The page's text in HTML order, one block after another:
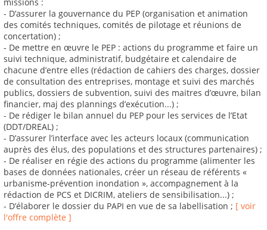
- D’assurer la gouvernance du PEP (organisation et animation
des comités techniques, comités de pilotage et réunions de
concertation) ;
- De mettre en œuvre le PEP : actions du programme et faire un
suivi technique, administratif, budgétaire et calendaire de
chacune d’entre elles (rédaction de cahiers des charges, dossier
de consultation des entreprises, montage et suivi des marchés
publics, dossiers de subvention, suivi des maitres d’œuvre, bilan
financier, maj des plannings d’exécution...) ;
- De rédiger le bilan annuel du PEP pour les services de l’Etat
(DDT/DREAL) ;
- D’assurer l’interface avec les acteurs locaux (communication
auprès des élus, des populations et des structures partenaires) ;
- De réaliser en régie des actions du programme (alimenter les
bases de données nationales, créer un réseau de référents «
urbanisme-prévention inondation », accompagnement à la
rédaction de PCS et DICRIM, ateliers de sensibilisation...) ;
- D’élaborer le dossier du PAPI en vue de sa labellisation ; [ voir
l'offre complète ]